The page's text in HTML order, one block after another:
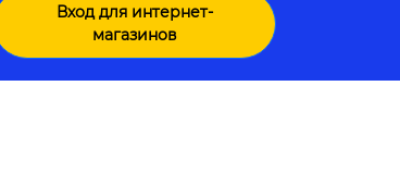
Вход для интернет-
магазинов